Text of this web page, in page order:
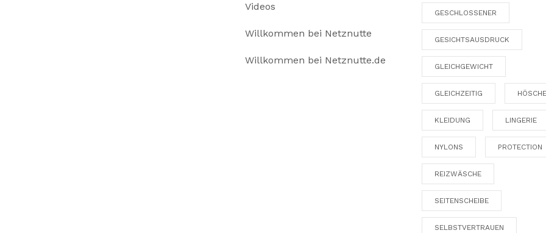
Videos
Willkommen bei Netznutte
Willkommen bei Netznutte.de
GESCHLOSSENER
GESICHTSAUSDRUCK
GLEICHGEWICHT
GLEICHZEITIG
KLEIDUNG LINGERIE
NYLONS PROTECTION
REIZWÄSCHE
SEITENSCHEIBE
SELBSTVERTRAUEN